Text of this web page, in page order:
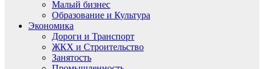
Малый бизнес
Образование и Культура
Экономика
Дороги и Транспорт
ЖКХ и Строительство
Занятость